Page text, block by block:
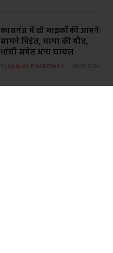
कासगंज में दो बाइकों की आमने-
सामने भिड़ंत, मामा की मौत,
भांजी समेत अन्य घायल
By SANJAY BHARDWAJ 30/07/2026